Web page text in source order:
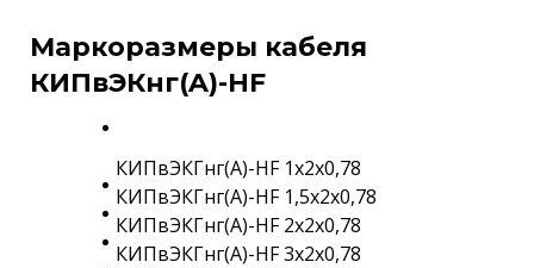
Маркоразмеры кабеля
КИПвЭКнг(A)-HF
КИПвЭКГнг(A)-HF 1х2х0,78
КИПвЭКГнг(A)-HF 1,5х2х0,78
КИПвЭКГнг(A)-HF 2х2х0,78
КИПвЭКГнг(A)-HF 3х2х0,78